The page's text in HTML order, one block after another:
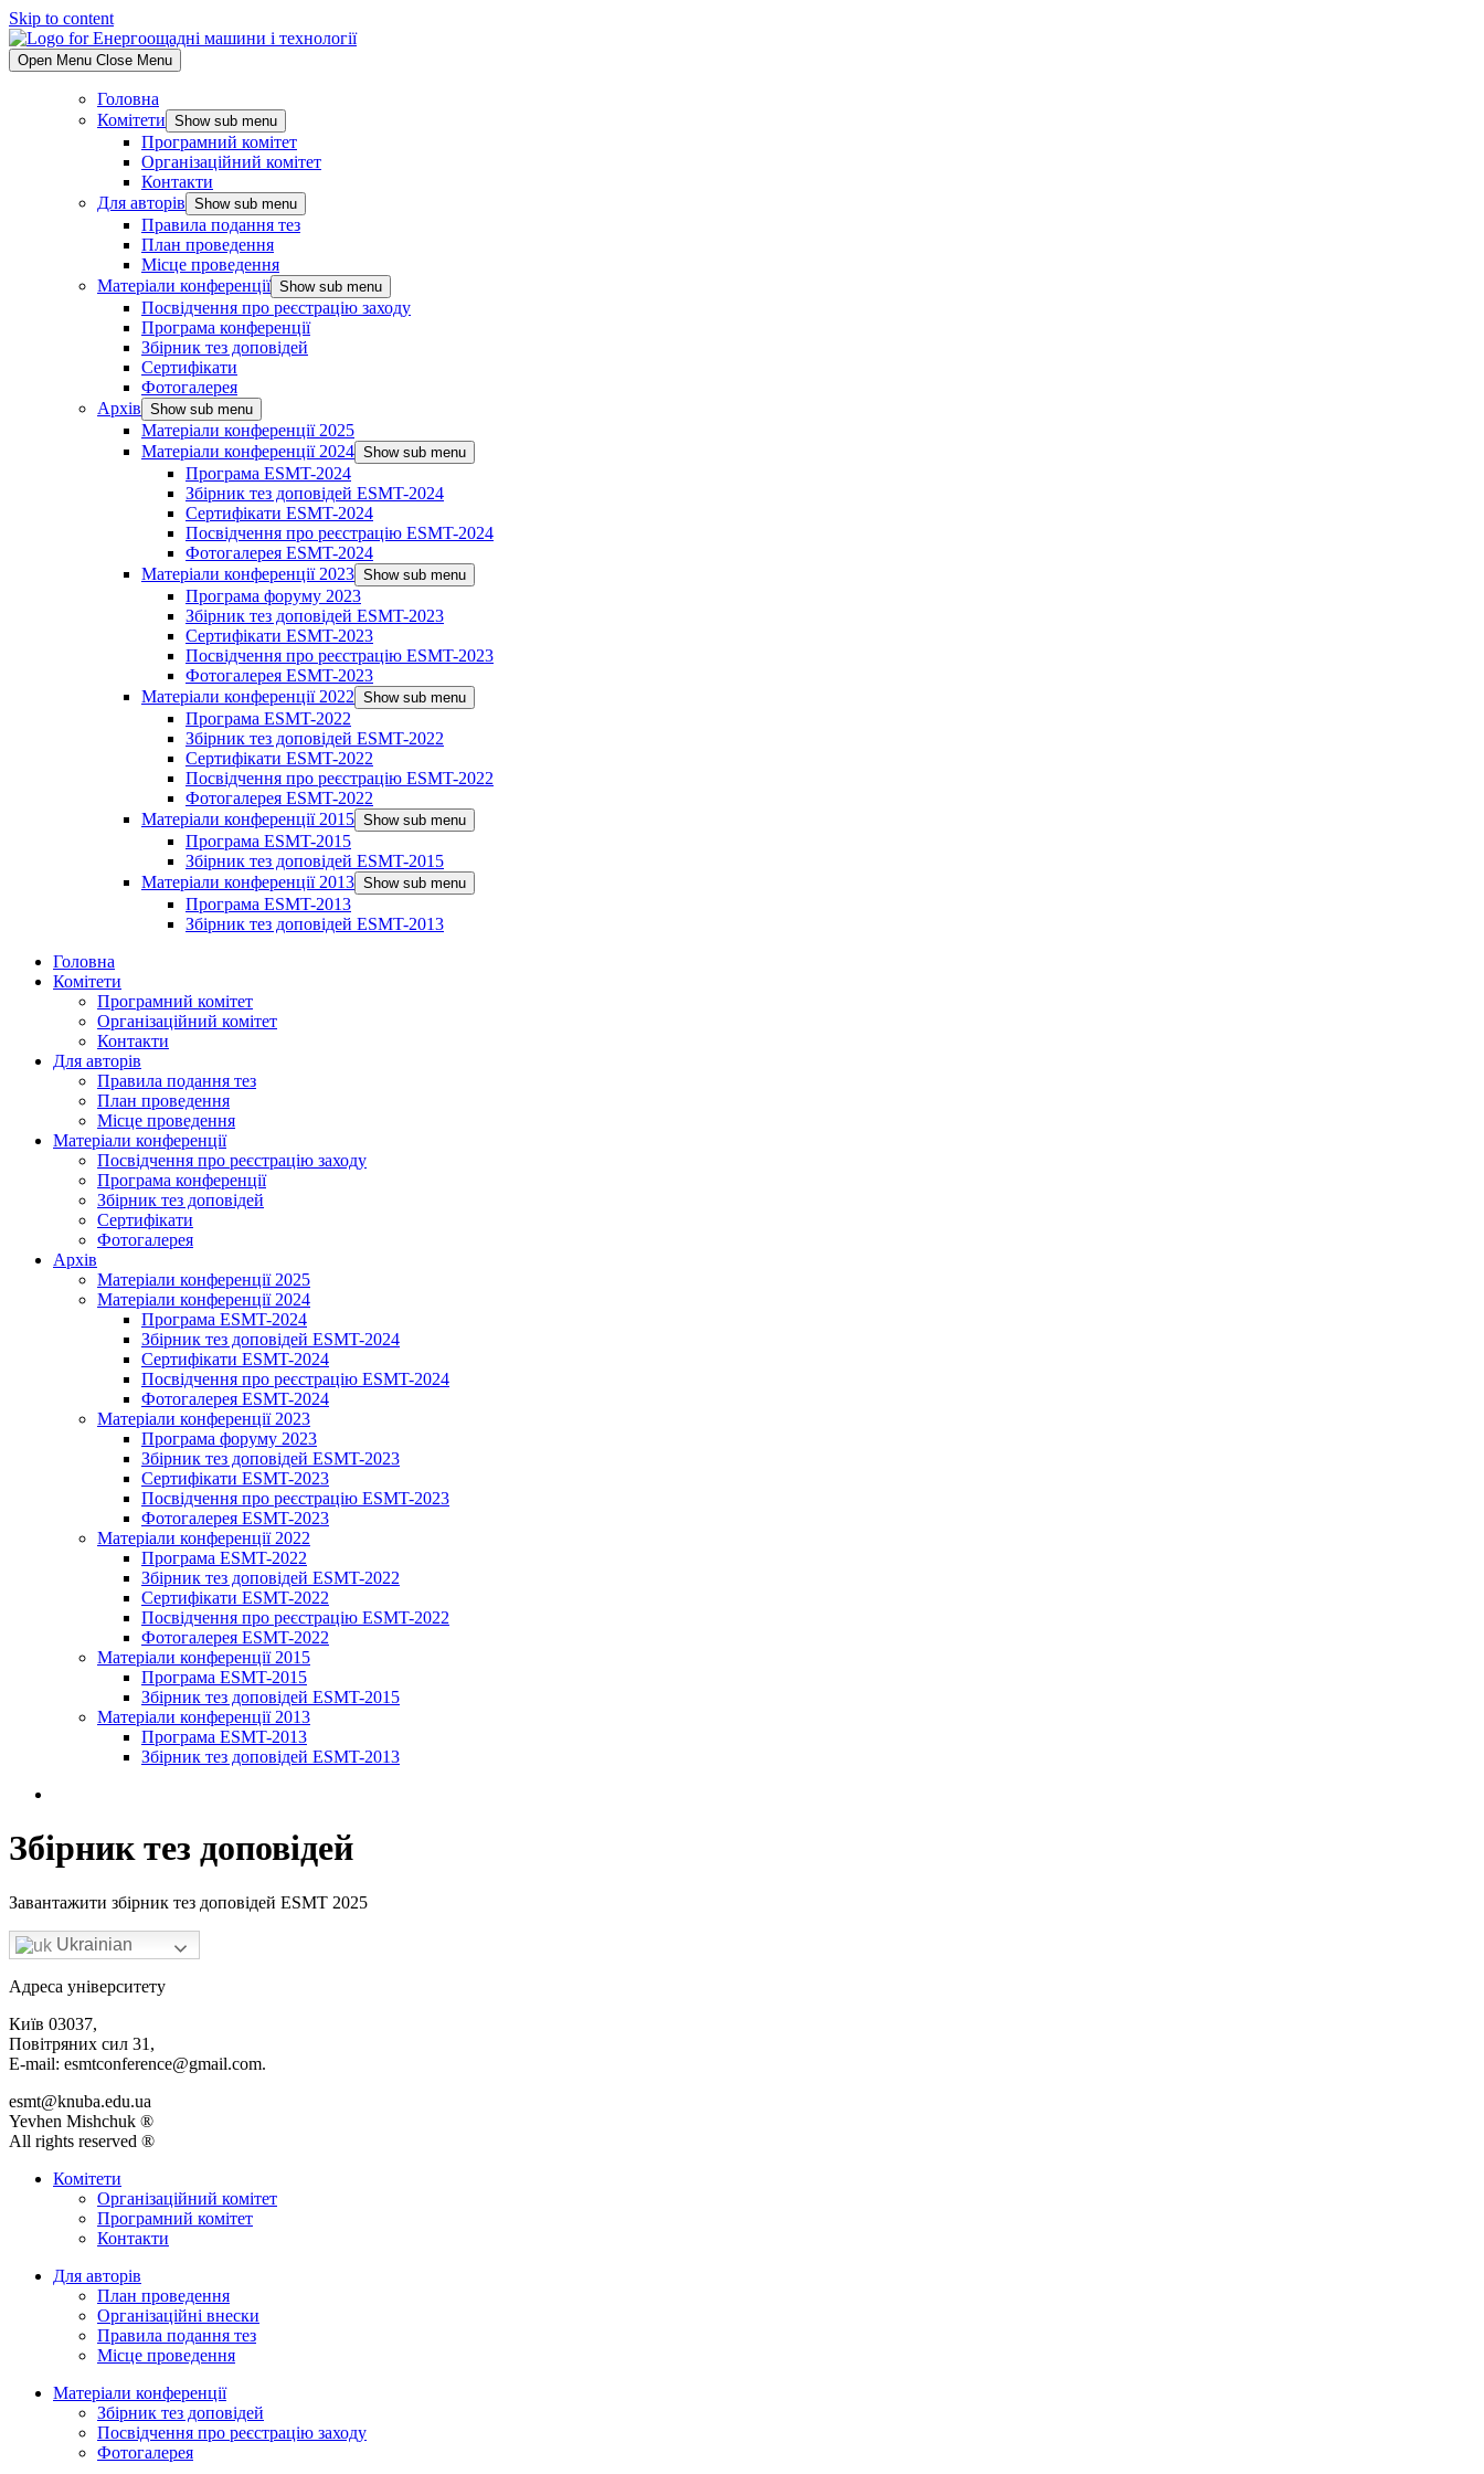
Skip to content
Open Menu Close Menu
Головна
Комітети Show sub menu
Програмний комітет
Організаційний комітет
Контакти
Для авторів Show sub menu
Правила подання тез
План проведення
Місце проведення
Матеріали конференції Show sub menu
Посвідчення про реєстрацію заходу
Програма конференції
Збірник тез доповідей
Сертифікати
Фотогалерея
Архів Show sub menu
Матеріали конференції 2025
Матеріали конференції 2024 Show sub menu
Програма ESMT-2024
Збірник тез доповідей ESMT-2024
Сертифікати ESMT-2024
Посвідчення про реєстрацію ESMT-2024
Фотогалерея ESMT-2024
Матеріали конференції 2023 Show sub menu
Програма форуму 2023
Збірник тез доповідей ESMT-2023
Сертифікати ESMT-2023
Посвідчення про реєстрацію ESMT-2023
Фотогалерея ESMT-2023
Матеріали конференції 2022 Show sub menu
Програма ESMT-2022
Збірник тез доповідей ESMT-2022
Сертифікати ESMT-2022
Посвідчення про реєстрацію ESMT-2022
Фотогалерея ESMT-2022
Матеріали конференції 2015 Show sub menu
Програма ESMT-2015
Збірник тез доповідей ESMT-2015
Матеріали конференції 2013 Show sub menu
Програма ESMT-2013
Збірник тез доповідей ESMT-2013
Головна
Комітети
Програмний комітет
Організаційний комітет
Контакти
Для авторів
Правила подання тез
План проведення
Місце проведення
Матеріали конференції
Посвідчення про реєстрацію заходу
Програма конференції
Збірник тез доповідей
Сертифікати
Фотогалерея
Архів
Матеріали конференції 2025
Матеріали конференції 2024
Програма ESMT-2024
Збірник тез доповідей ESMT-2024
Сертифікати ESMT-2024
Посвідчення про реєстрацію ESMT-2024
Фотогалерея ESMT-2024
Матеріали конференції 2023
Програма форуму 2023
Збірник тез доповідей ESMT-2023
Сертифікати ESMT-2023
Посвідчення про реєстрацію ESMT-2023
Фотогалерея ESMT-2023
Матеріали конференції 2022
Програма ESMT-2022
Збірник тез доповідей ESMT-2022
Сертифікати ESMT-2022
Посвідчення про реєстрацію ESMT-2022
Фотогалерея ESMT-2022
Матеріали конференції 2015
Програма ESMT-2015
Збірник тез доповідей ESMT-2015
Матеріали конференції 2013
Програма ESMT-2013
Збірник тез доповідей ESMT-2013
Збірник тез доповідей
Завантажити збірник тез доповідей ESMT 2025
Ukrainian
Адреса університету
Київ 03037,
Повітряних сил 31,
E-mail: esmtconference@gmail.com.
esmt@knuba.edu.ua
Yevhen Mishchuk ®
All rights reserved ®
Комітети
Організаційний комітет
Програмний комітет
Контакти
Для авторів
План проведення
Організаційні внески
Правила подання тез
Місце проведення
Матеріали конференції
Збірник тез доповідей
Посвідчення про реєстрацію заходу
Фотогалерея